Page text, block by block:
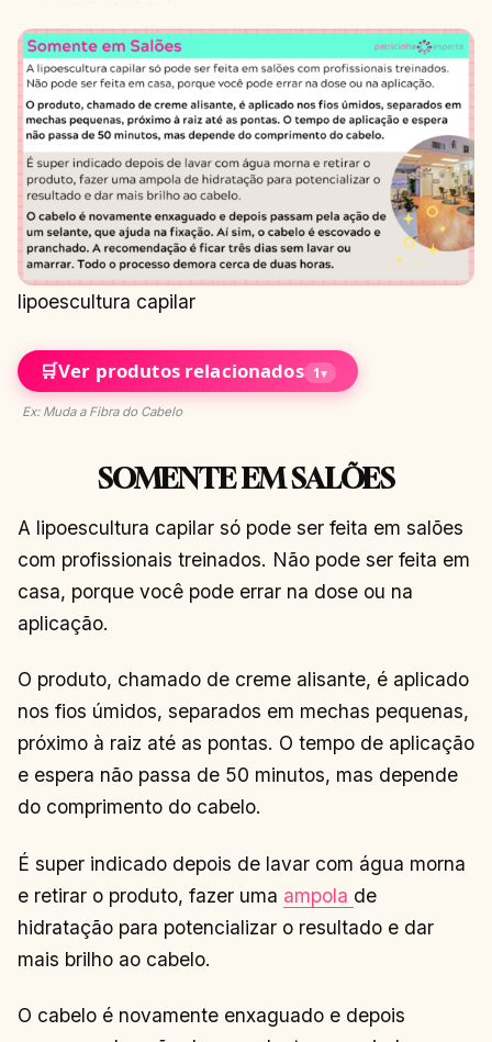
lipoescultura capilar
🛒Ver produtos relacionados 1▾
Ex: Muda a Fibra do Cabelo
SOMENTE EM SALÕES
A lipoescultura capilar só pode ser feita em salões
com profissionais treinados. Não pode ser feita em
casa, porque você pode errar na dose ou na
aplicação.
O produto, chamado de creme alisante, é aplicado
nos fios úmidos, separados em mechas pequenas,
próximo à raiz até as pontas. O tempo de aplicação
e espera não passa de 50 minutos, mas depende
do comprimento do cabelo.
É super indicado depois de lavar com água morna
e retirar o produto, fazer uma ampola de
hidratação para potencializar o resultado e dar
mais brilho ao cabelo.
O cabelo é novamente enxaguado e depois